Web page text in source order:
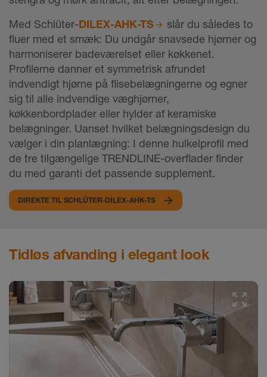
Med Schlüter-DILEX-AHK-TS
slår du således to
fluer med et smæk: Du undgår snavsede hjørner og
harmoniserer badeværelset eller køkkenet.
Profilerne danner et symmetrisk afrundet
indvendigt hjørne på flisebelægningerne og egner
sig til alle indvendige væghjørner,
køkkenbordplader eller hylder af keramiske
belægninger. Uanset hvilket belægningsdesign du
vælger i din planlægning: I denne hulkelprofil med
de tre tilgængelige TRENDLINE-overflader finder
du med garanti det passende supplement.
DIREKTE TIL SCHLÜTER-DILEX-AHK-TS
Tidløs afvanding i elegant look